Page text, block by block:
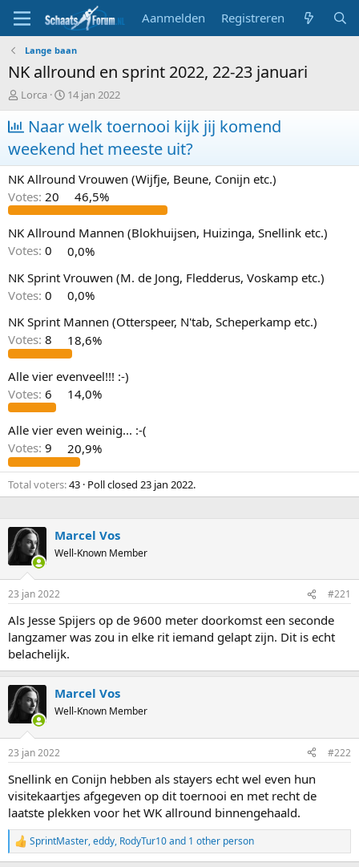
Aanmelden Registreren
Lange baan
NK allround en sprint 2022, 22-23 januari
T
o
p
i
c
s
t
a
r
e
r
Lorca
S
t
a
t
d
a
u
14 jan 2022
Naar welk toernooi kijk jij komend
weekend het meeste uit?
NK Allround Vrouwen (Wijfje, Beune, Conijn etc.)
Votes: 20 46,5%
NK Allround Mannen (Blokhuijsen, Huizinga, Snellink etc.)
Votes: 0
0,0%
NK Sprint Vrouwen (M. de Jong, Fledderus, Voskamp etc.)
Votes: 0
0,0%
NK Sprint Mannen (Otterspeer, N'tab, Scheperkamp etc.)
Votes: 8 18,6%
Alle vier evenveel!!! :-)
Votes: 6 14,0%
Alle vier even weinig... :-(
Votes: 9 20,9%
Total voters 43 Poll closed 23 jan 2022.
Marcel Vos
Well-Known Member
23 jan 2022 #221
Als Jesse Spijers op de 9600 meter doorkomst een seconde
langzamer was zou in elke rit iemand gelapt zijn. Dit is echt
belachelijk.
Marcel Vos
Well-Known Member
23 jan 2022 #222
Snellink en Conijn hebben als stayers echt wel even hun
visitekaartjes afgegeven op dit toernooi en met recht de
laatste plekken voor het WK allround binnengehaald.
R
e
SprintMaster,eddy, RodyTur10and 1 other person